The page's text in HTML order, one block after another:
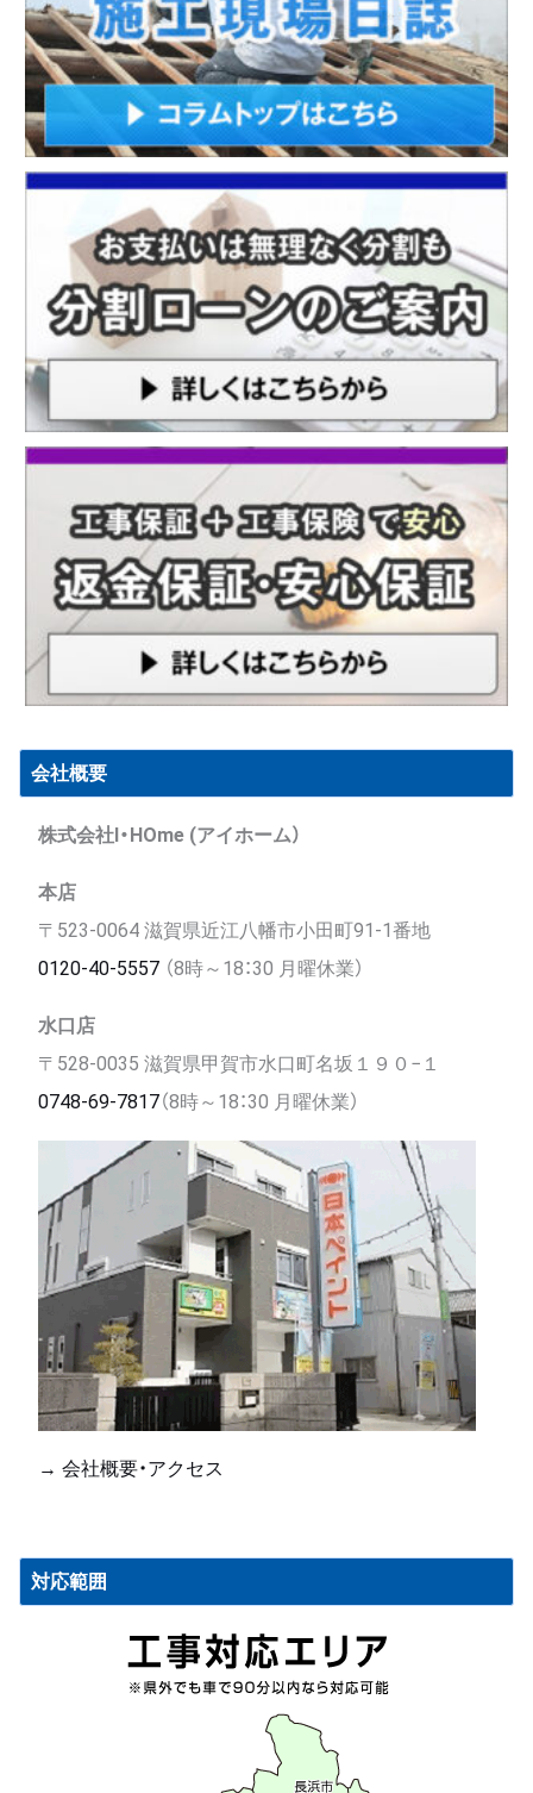
会社概要
株式会社I・HOme (アイホーム）
本店
〒523-0064 滋賀県近江八幡市小田町91-1番地
0120-40-5557（8時～18：30 月曜休業）
水口店
〒528-0035 滋賀県甲賀市水口町名坂１９０−１
0748-69-7817（8時～18：30 月曜休業）
→ 会社概要・アクセス
対応範囲